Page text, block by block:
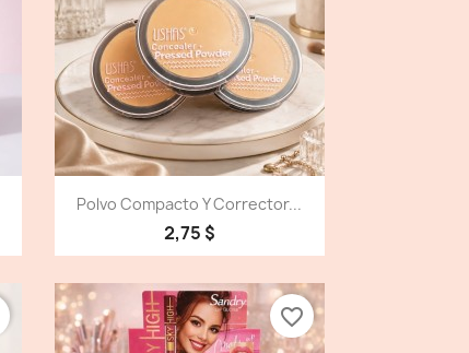
Vista detallada
Polvo Compacto Y Corrector...
2,75 $
favorite_border